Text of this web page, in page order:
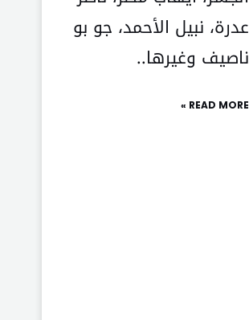
عدرة، نبيل الأحمد، جو بو
ناصيف وغيرها..
READ MORE »